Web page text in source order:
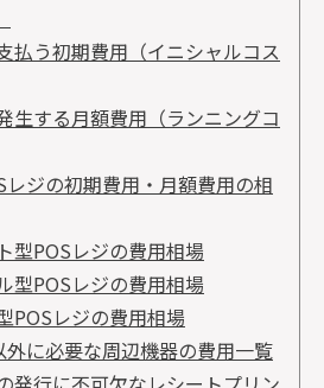
払う初期費用（イニシャルコス
生する月額費用（ランニングコ
レジの初期費用・月額費用の相
型POSレジの費用相場
型POSレジの費用相場
POSレジの費用相場
外に必要な周辺機器の費用一覧